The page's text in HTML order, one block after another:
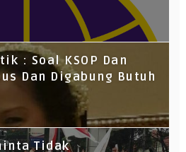
: Soal KSOP Dan
Dan Digabung Butuh
Tidak